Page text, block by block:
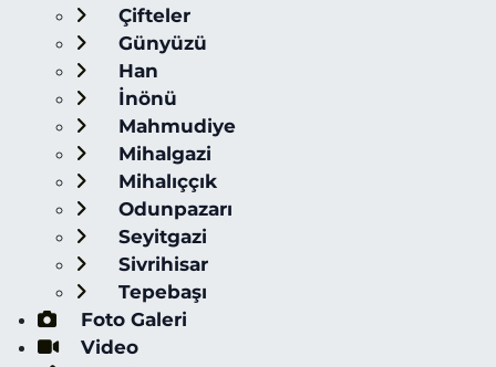
Çifteler
Günyüzü
Han
İnönü
Mahmudiye
Mihalgazi
Mihalıççık
Odunpazarı
Seyitgazi
Sivrihisar
Tepebaşı
Foto Galeri
Video